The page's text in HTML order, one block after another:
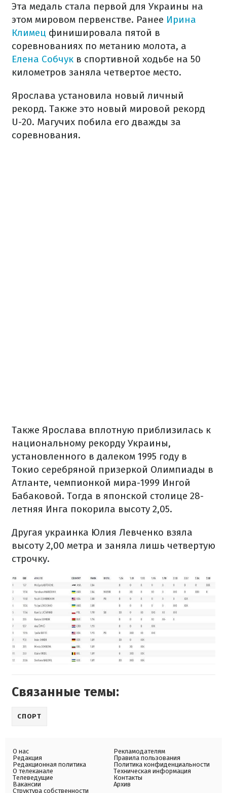
Эта медаль стала первой для Украины на
этом мировом первенстве. Ранее Ирина
Климец финишировала пятой в
соревнованиях по метанию молота, а
Елена Собчук в спортивной ходьбе на 50
километров заняла четвертое место.
Ярослава установила новый личный
рекорд. Также это новый мировой рекорд
U-20. Магучих побила его дважды за
соревнования.
Также Ярослава вплотную приблизилась к
национальному рекорду Украины,
установленного в далеком 1995 году в
Токио серебряной призеркой Олимпиады в
Атланте, чемпионкой мира-1999 Ингой
Бабаковой. Тогда в японской столице 28-
летняя Инга покорила высоту 2,05.
Другая украинка Юлия Левченко взяла
высоту 2,00 метра и заняла лишь четвертую
строчку.
Связанные темы:
СПОРТ
О нас
Редакция
Редакционная политика
О телеканале
Телеведущие
Вакансии
Структура собственности
Рекламодателям
Правила пользования
Политика конфиденциальности
Техническая информация
Контакты
Архив